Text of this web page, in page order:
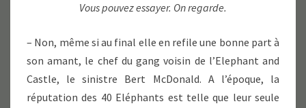
Vous pouvez essayer. On regarde.
– Non, même si au final elle en refile une bonne part à
son amant, le chef du gang voisin de l’Elephant and
Castle, le sinistre Bert McDonald. A l’époque, la
réputation des 40 Eléphants est telle que leur seule